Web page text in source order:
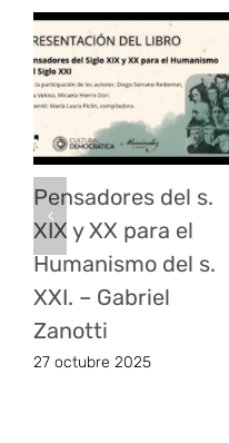
XXI. – Gabriel
Zanotti
27 octubre 2025